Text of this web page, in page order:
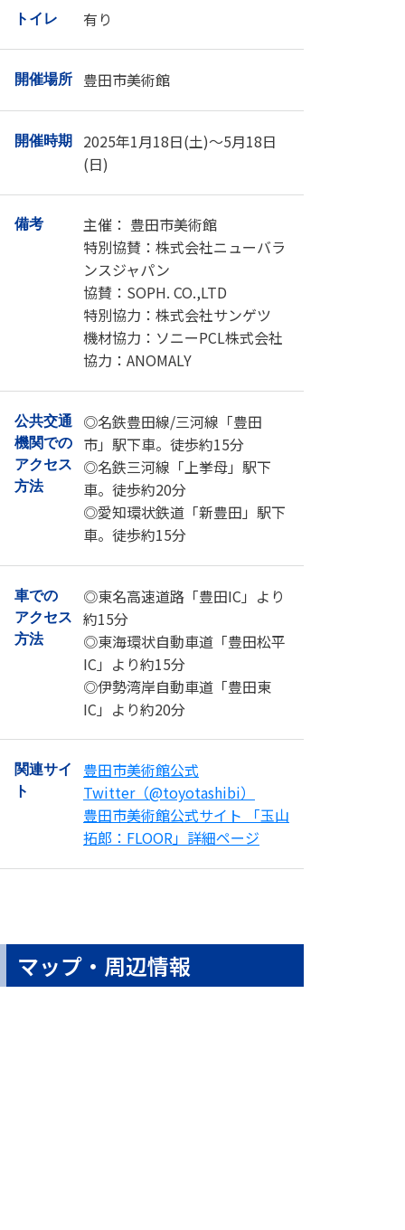
トイレ 有り
開催場所 豊田市美術館
開催時期
2025年1月18日(土)～5月18日
(日)
備考
主催： 豊田市美術館
特別協賛：株式会社ニューバラ
ンスジャパン
協賛：SOPH. CO.,LTD
特別協力：株式会社サンゲツ
機材協力：ソニーPCL株式会社
協力：ANOMALY
公共交通
機関での
アクセス
方法
◎名鉄豊田線/三河線「豊田
市」駅下車。徒歩約15分
◎名鉄三河線「上挙母」駅下
車。徒歩約20分
◎愛知環状鉄道「新豊田」駅下
車。徒歩約15分
車での
アクセス
方法
◎東名高速道路「豊田IC」より
約15分
◎東海環状自動車道「豊田松平
IC」より約15分
◎伊勢湾岸自動車道「豊田東
IC」より約20分
関連サイ
ト
豊田市美術館公式
Twitter（@toyotashibi）
豊田市美術館公式サイト 「玉山
拓郎：FLOOR」詳細ページ
マップ・周辺情報